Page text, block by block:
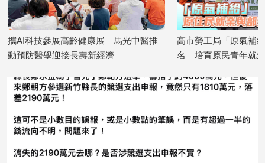
的
觀
點】
攜AI科技參展高齡健康展 馬光中醫推
動預防醫學迎接長壽新經濟
高市勞工局「原氣補
名 培育原民青年就